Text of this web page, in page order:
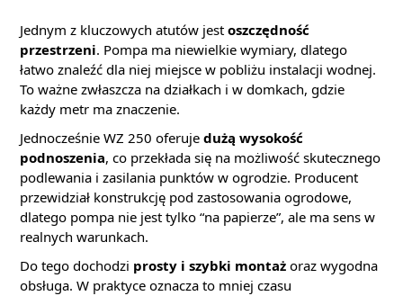
Jednym z kluczowych atutów jest oszczędność
przestrzeni. Pompa ma niewielkie wymiary, dlatego
łatwo znaleźć dla niej miejsce w pobliżu instalacji wodnej.
To ważne zwłaszcza na działkach i w domkach, gdzie
każdy metr ma znaczenie.
Jednocześnie WZ 250 oferuje dużą wysokość
podnoszenia, co przekłada się na możliwość skutecznego
podlewania i zasilania punktów w ogrodzie. Producent
przewidział konstrukcję pod zastosowania ogrodowe,
dlatego pompa nie jest tylko “na papierze”, ale ma sens w
realnych warunkach.
Do tego dochodzi prosty i szybki montaż oraz wygodna
obsługa. W praktyce oznacza to mniej czasu